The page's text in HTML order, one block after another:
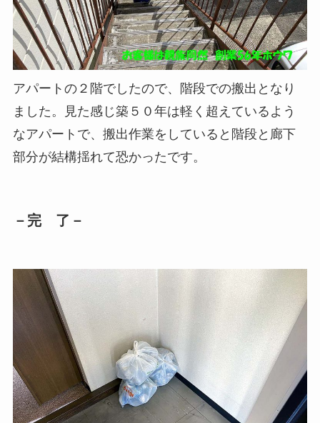
アパートの２階でしたので、階段での搬出となり
ました。見た感じ築５０年は軽く超えているよう
なアパートで、搬出作業をしていると階段と廊下
部分が結構揺れて恐かったです。
－完 了－